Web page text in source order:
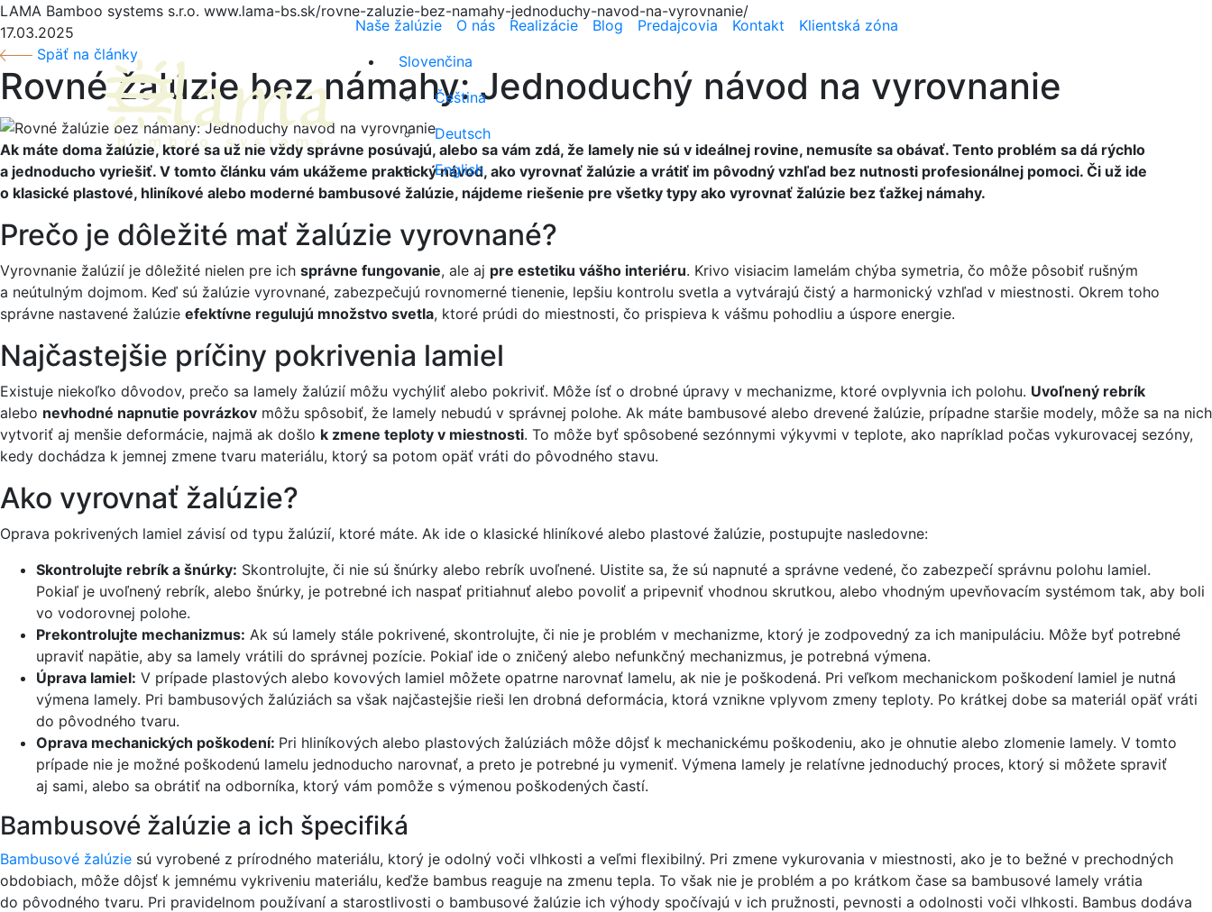
LAMA Bamboo systems s.r.o. www.lama-bs.sk/rovne-zaluzie-bez-namahy-jednoduchy-navod-na-vyrovnanie/
Naše žalúzie
O nás Realizácie Blog Predajcovia Kontakt
Klientská zóna
Slovenčina
Čeština
Deutsch
English
17.03.2025
Späť na články
Rovné žalúzie bez námahy: Jednoduchý návod na vyrovnanie
Ak máte doma žalúzie, ktoré sa už nie vždy správne posúvajú, alebo sa vám zdá, že lamely nie sú v ideálnej rovine, nemusíte sa obávať. Tento problém sa dá rýchlo
a jednoducho vyriešiť. V tomto článku vám ukážeme praktický návod, ako vyrovnať žalúzie a vrátiť im pôvodný vzhľad bez nutnosti profesionálnej pomoci. Či už ide
o klasické plastové, hliníkové alebo moderné bambusové žalúzie, nájdeme riešenie pre všetky typy ako vyrovnať žalúzie bez ťažkej námahy.
Prečo je dôležité mať žalúzie vyrovnané?
Vyrovnanie žalúzií je dôležité nielen pre ich správne fungovanie, ale aj pre estetiku vášho interiéru. Krivo visiacim lamelám chýba symetria, čo môže pôsobiť rušným
a neútulným dojmom. Keď sú žalúzie vyrovnané, zabezpečujú rovnomerné tienenie, lepšiu kontrolu svetla a vytvárajú čistý a harmonický vzhľad v miestnosti. Okrem toho
správne nastavené žalúzie efektívne regulujú množstvo svetla, ktoré prúdi do miestnosti, čo prispieva k vášmu pohodliu a úspore energie.
Najčastejšie príčiny pokrivenia lamiel
Existuje niekoľko dôvodov, prečo sa lamely žalúzií môžu vychýliť alebo pokriviť. Môže ísť o drobné úpravy v mechanizme, ktoré ovplyvnia ich polohu. Uvoľnený rebrík
alebo nevhodné napnutie povrázkov môžu spôsobiť, že lamely nebudú v správnej polohe. Ak máte bambusové alebo drevené žalúzie, prípadne staršie modely, môže sa na nich
vytvoriť aj menšie deformácie, najmä ak došlo k zmene teploty v miestnosti. To môže byť spôsobené sezónnymi výkyvmi v teplote, ako napríklad počas vykurovacej sezóny,
kedy dochádza k jemnej zmene tvaru materiálu, ktorý sa potom opäť vráti do pôvodného stavu.
Ako vyrovnať žalúzie?
Oprava pokrivených lamiel závisí od typu žalúzií, ktoré máte. Ak ide o klasické hliníkové alebo plastové žalúzie, postupujte nasledovne:
Skontrolujte rebrík a šnúrky: Skontrolujte, či nie sú šnúrky alebo rebrík uvoľnené. Uistite sa, že sú napnuté a správne vedené, čo zabezpečí správnu polohu lamiel.
Pokiaľ je uvoľnený rebrík, alebo šnúrky, je potrebné ich naspať pritiahnuť alebo povoliť a pripevniť vhodnou skrutkou, alebo vhodným upevňovacím systémom tak, aby boli
vo vodorovnej polohe.
Prekontrolujte mechanizmus: Ak sú lamely stále pokrivené, skontrolujte, či nie je problém v mechanizme, ktorý je zodpovedný za ich manipuláciu. Môže byť potrebné
upraviť napätie, aby sa lamely vrátili do správnej pozície. Pokiaľ ide o zničený alebo nefunkčný mechanizmus, je potrebná výmena.
Úprava lamiel: V prípade plastových alebo kovových lamiel môžete opatrne narovnať lamelu, ak nie je poškodená. Pri veľkom mechanickom poškodení lamiel je nutná
výmena lamely. Pri bambusových žalúziách sa však najčastejšie rieši len drobná deformácia, ktorá vznikne vplyvom zmeny teploty. Po krátkej dobe sa materiál opäť vráti
do pôvodného tvaru.
Oprava mechanických poškodení: Pri hliníkových alebo plastových žalúziách môže dôjsť k mechanickému poškodeniu, ako je ohnutie alebo zlomenie lamely. V tomto
prípade nie je možné poškodenú lamelu jednoducho narovnať, a preto je potrebné ju vymeniť. Výmena lamely je relatívne jednoduchý proces, ktorý si môžete spraviť
aj sami, alebo sa obrátiť na odborníka, ktorý vám pomôže s výmenou poškodených častí.
Bambusové žalúzie a ich špecifiká
Bambusové žalúzie sú vyrobené z prírodného materiálu, ktorý je odolný voči vlhkosti a veľmi flexibilný. Pri zmene vykurovania v miestnosti, ako je to bežné v prechodných
obdobiach, môže dôjsť k jemnému vykriveniu materiálu, keďže bambus reaguje na zmenu tepla. To však nie je problém a po krátkom čase sa bambusové lamely vrátia
do pôvodného tvaru. Pri pravidelnom používaní a starostlivosti o bambusové žalúzie ich výhody spočívajú v ich pružnosti, pevnosti a odolnosti voči vlhkosti. Bambus dodáva